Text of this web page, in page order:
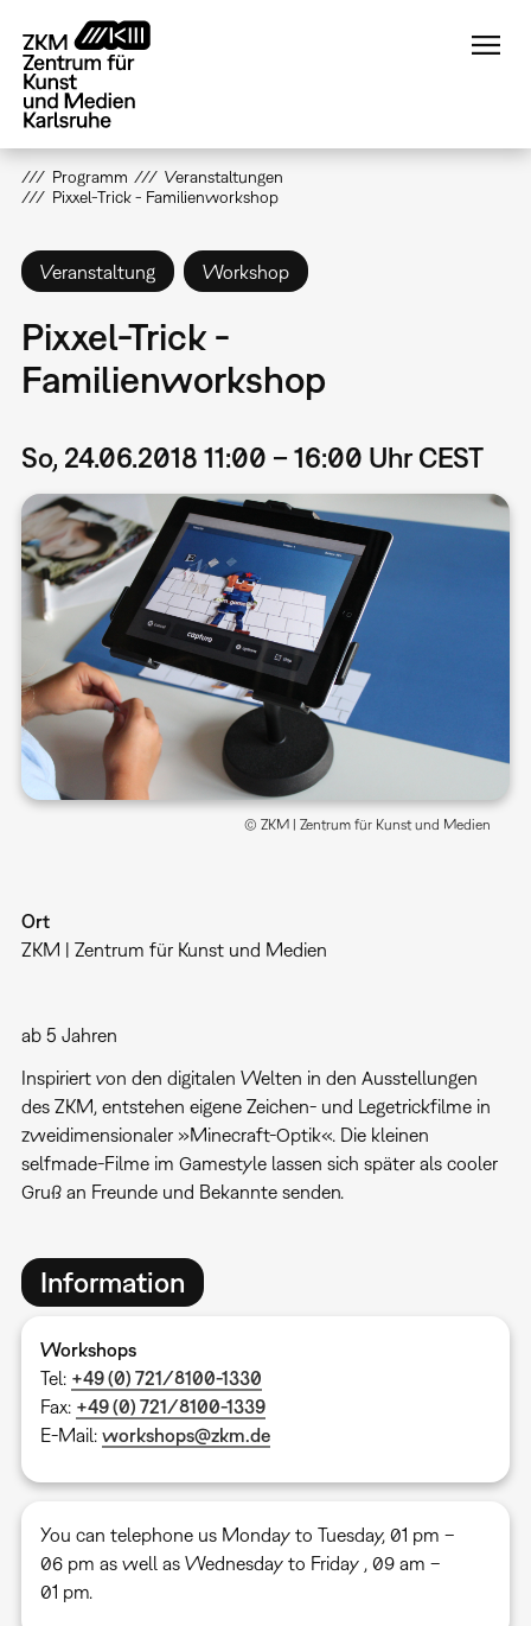
zum
Inhalt
Programm
Veranstaltungen
Pixxel-Trick - Familienworkshop
Veranstaltung Workshop
Pixxel-Trick -
Familienworkshop
So, 24.06.2018 11:00 – 16:00 Uhr CEST
© ZKM | Zentrum für Kunst und Medien
Ort
ZKM | Zentrum für Kunst und Medien
ab 5 Jahren
Inspiriert von den digitalen Welten in den Ausstellungen
des ZKM, entstehen eigene Zeichen- und Legetrickfilme in
zweidimensionaler »Minecraft-Optik«. Die kleinen
selfmade-Filme im Gamestyle lassen sich später als cooler
Gruß an Freunde und Bekannte senden.
Information
Workshops
Tel: +49 (0) 721/8100-1330
Fax: +49 (0) 721/8100-1339
E-Mail: workshops@zkm.de
You can telephone us Monday to Tuesday, 01 pm –
06 pm as well as Wednesday to Friday , 09 am –
01 pm.